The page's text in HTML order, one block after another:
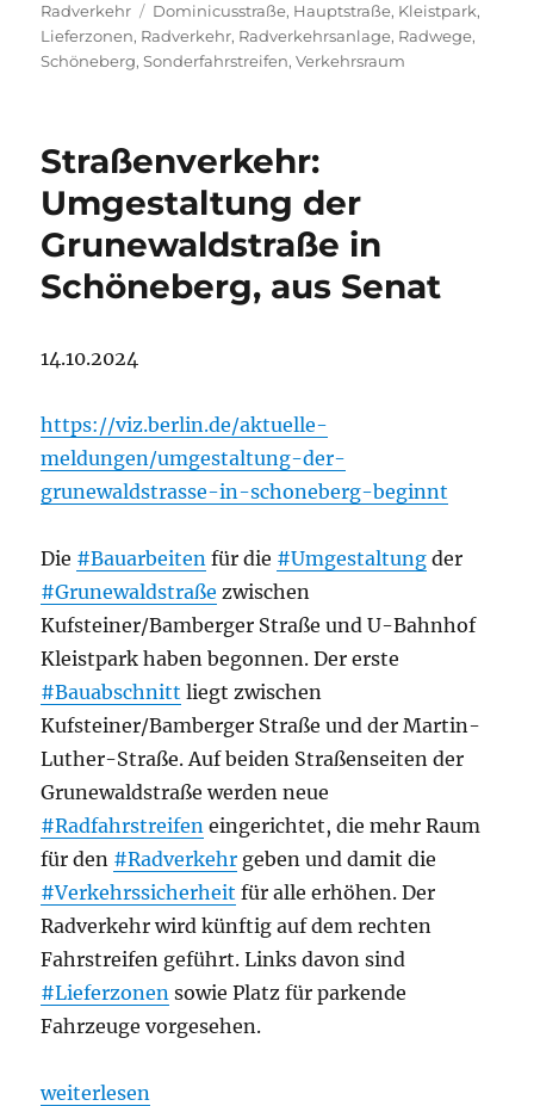
am
Radverkehr Schlagwörter
Dominicusstraße, Hauptstraße, Kleistpark,
Lieferzonen, Radverkehr, Radverkehrsanlage, Radwege,
Schöneberg,Sonderfahrstreifen,Verkehrsraum
Straßenverkehr:
Umgestaltung der
Grunewaldstraße in
Schöneberg, aus Senat
14.10.2024
https://viz.berlin.de/aktuelle-
meldungen/umgestaltung-der-
grunewaldstrasse-in-schoneberg-beginnt
Die #Bauarbeiten für die #Umgestaltung der
#Grunewaldstraße zwischen
Kufsteiner/Bamberger Straße und U-Bahnhof
Kleistpark haben begonnen. Der erste
#Bauabschnitt liegt zwischen
Kufsteiner/Bamberger Straße und der Martin-
Luther-Straße. Auf beiden Straßenseiten der
Grunewaldstraße werden neue
#Radfahrstreifen eingerichtet, die mehr Raum
für den #Radverkehr geben und damit die
#Verkehrssicherheit für alle erhöhen. Der
Radverkehr wird künftig auf dem rechten
Fahrstreifen geführt. Links davon sind
#Lieferzonen sowie Platz für parkende
Fahrzeuge vorgesehen.
„Straßenverkehr: Umgestaltung der
weiterlesen